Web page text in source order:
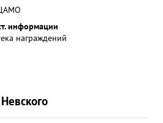
информации
награждений